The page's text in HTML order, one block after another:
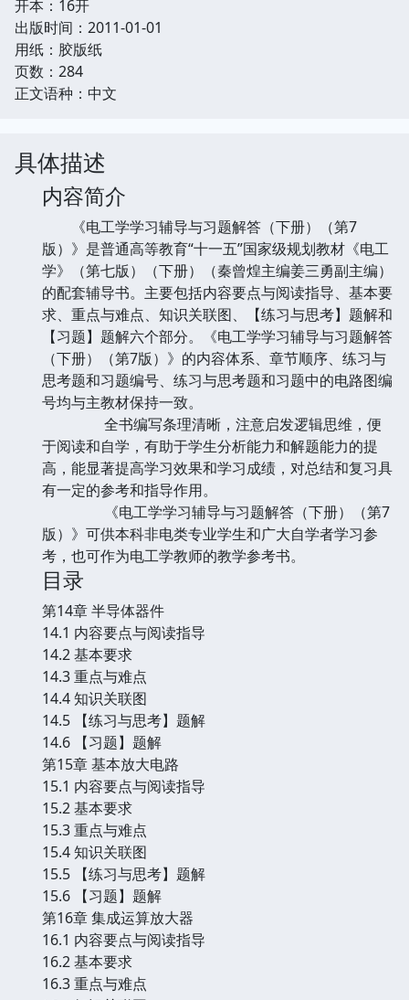
开本：16开
出版时间：2011-01-01
用纸：胶版纸
页数：284
正文语种：中文
具体描述
内容简介
《电工学学习辅导与习题解答（下册）（第7
版）》是普通高等教育“十一五”国家级规划教材《电工
学》（第七版）（下册）（秦曾煌主编姜三勇副主编）
的配套辅导书。主要包括内容要点与阅读指导、基本要
求、重点与难点、知识关联图、【练习与思考】题解和
【习题】题解六个部分。《电工学学习辅导与习题解答
（下册）（第7版）》的内容体系、章节顺序、练习与
思考题和习题编号、练习与思考题和习题中的电路图编
号均与主教材保持一致。
全书编写条理清晰，注意启发逻辑思维，便
于阅读和自学，有助于学生分析能力和解题能力的提
高，能显著提高学习效果和学习成绩，对总结和复习具
有一定的参考和指导作用。
《电工学学习辅导与习题解答（下册）（第7
版）》可供本科非电类专业学生和广大自学者学习参
考，也可作为电工学教师的教学参考书。
目录
第14章 半导体器件
14.1 内容要点与阅读指导
14.2 基本要求
14.3 重点与难点
14.4 知识关联图
14.5 【练习与思考】题解
14.6 【习题】题解
第15章 基本放大电路
15.1 内容要点与阅读指导
15.2 基本要求
15.3 重点与难点
15.4 知识关联图
15.5 【练习与思考】题解
15.6 【习题】题解
第16章 集成运算放大器
16.1 内容要点与阅读指导
16.2 基本要求
16.3 重点与难点